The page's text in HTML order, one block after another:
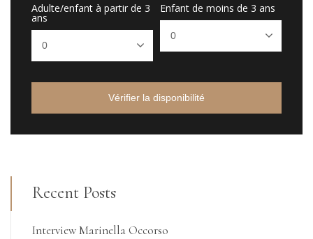
Adulte/enfant à partir de 3
ans
Enfant de moins de 3 ans
Vérifier la disponibilité
Recent Posts
Interview Marinella Occorso